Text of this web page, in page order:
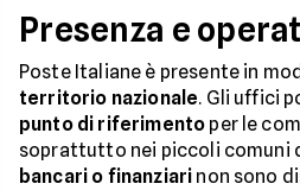
Presenza e
Poste Italiane è presente in
territorio nazionale. Gli uffici
punto di riferimento per le
soprattutto nei piccoli comuni
bancari o finanziari non sono